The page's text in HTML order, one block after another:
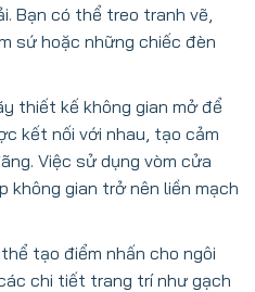
Bạn có thể treo tranh vẽ,
sứ hoặc những chiếc đèn
thiết kế không gian mở để
kết nối với nhau, tạo cảm
Việc sử dụng vòm cửa
không gian trở nên liền mạch
tạo điểm nhấn cho ngôi
chi tiết trang trí như gạch